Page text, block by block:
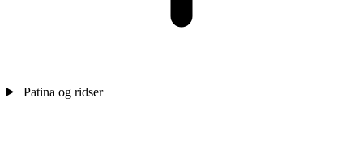
Patina og ridser